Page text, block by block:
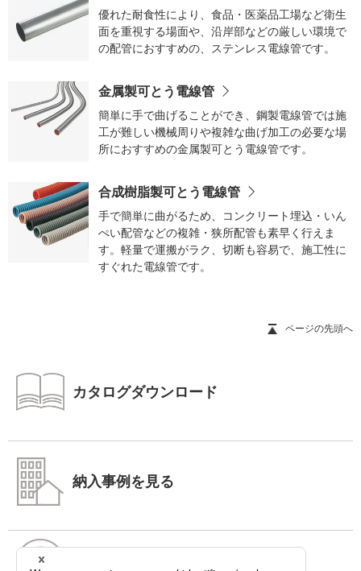
優れた耐食性により、食品・医薬品工場など衛生
面を重視する場面や、沿岸部などの厳しい環境で
の配管におすすめの、ステンレス電線管です。
金属製可とう電線管
簡単に手で曲げることができ、鋼製電線管では施
工が難しい機械周りや複雑な曲げ加工の必要な場
所におすすめの金属製可とう電線管です。
合成樹脂製可とう電線管
手で簡単に曲がるため、コンクリート埋込・いん
ぺい配管などの複雑・狭所配管も素早く行えま
す。軽量で運搬がラク、切断も容易で、施工性に
すぐれた電線管です。
ページの先頭へ
カタログダウンロード
納入事例を見る